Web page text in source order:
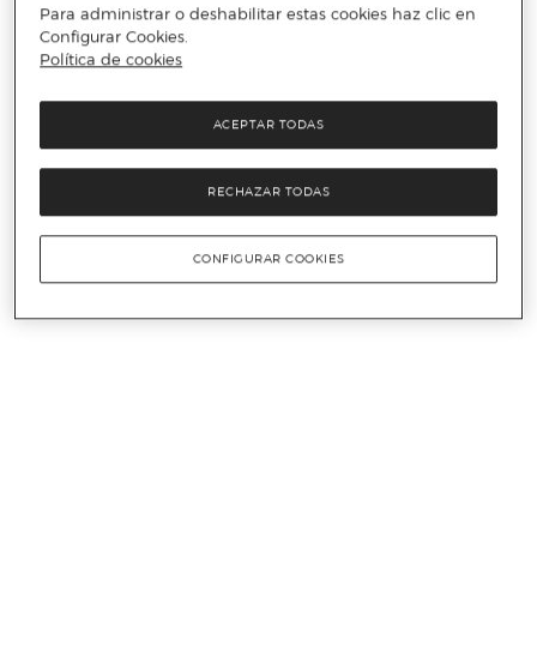
Para administrar o deshabilitar estas cookies haz clic en
Configurar Cookies.
Política de cookies
RECHAZAR TODAS
ACEPTAR TODAS
CONFIGURAR COOKIES